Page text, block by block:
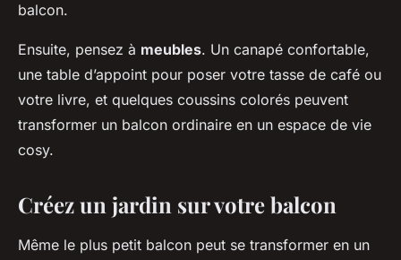
balcon.
Ensuite, pensez à meubles. Un canapé confortable,
une table d’appoint pour poser votre tasse de café ou
votre livre, et quelques coussins colorés peuvent
transformer un balcon ordinaire en un espace de vie
cosy.
Créez un jardin sur votre balcon
Même le plus petit balcon peut se transformer en un